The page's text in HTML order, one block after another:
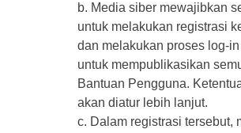
b. Media siber mewajibkan
untuk melakukan registrasi
dan melakukan proses log-
untuk mempublikasikan
Bantuan Pengguna.
akan diatur lebih lanjut.
c. Dalam registrasi tersebut,